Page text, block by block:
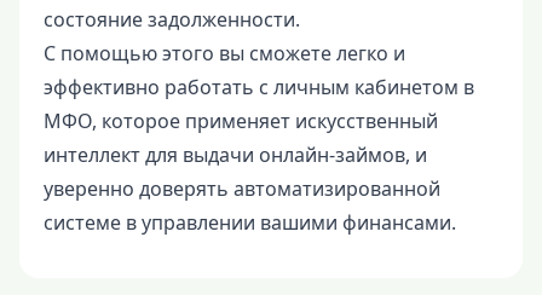
состояние задолженности.
С помощью этого вы сможете легко и
эффективно работать с личным кабинетом в
МФО, которое применяет искусственный
интеллект для выдачи онлайн-займов, и
уверенно доверять автоматизированной
системе в управлении вашими финансами.